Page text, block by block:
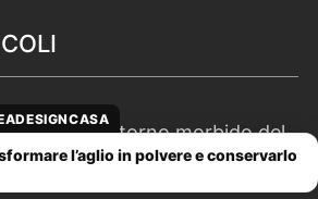
camera, il ritorno morbido del
funzionano solo con linee
l’aglio in polvere e conservarlo